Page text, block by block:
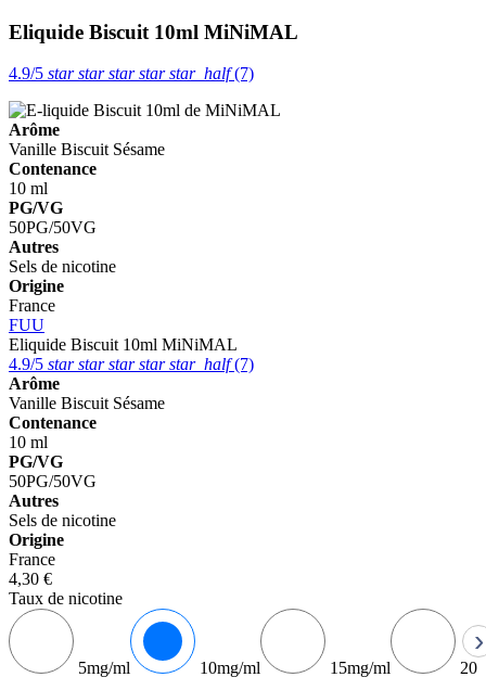
Eliquide Biscuit 10ml MiNiMAL
4.9/5 starstarstarstarstar_half(7)
Arôme
Vanille Biscuit Sésame
Contenance
10 ml
PG/VG
50PG/50VG
Autres
Sels de nicotine
Origine
France
FUU
Eliquide Biscuit 10ml MiNiMAL
4.9/5 starstarstarstarstar_half(7)
Arôme
Vanille Biscuit Sésame
Contenance
10 ml
PG/VG
50PG/50VG
Autres
Sels de nicotine
Origine
France
4,30 €
Taux de nicotine
5mg/ml 10mg/ml 15mg/ml
›